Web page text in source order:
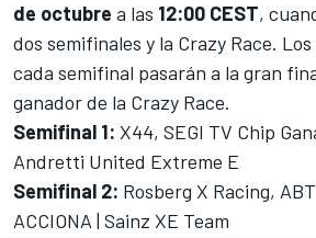
de octubre a las 12:00 CEST,
dos semifinales y la Crazy Race.
cada semifinal pasarán a la gran
ganador de la Crazy Race.
Semifinal 1: X44, SEGI TV Chip
Andretti United Extreme E
Semifinal 2: Rosberg X Racing,
ACCIONA | Sainz XE Team